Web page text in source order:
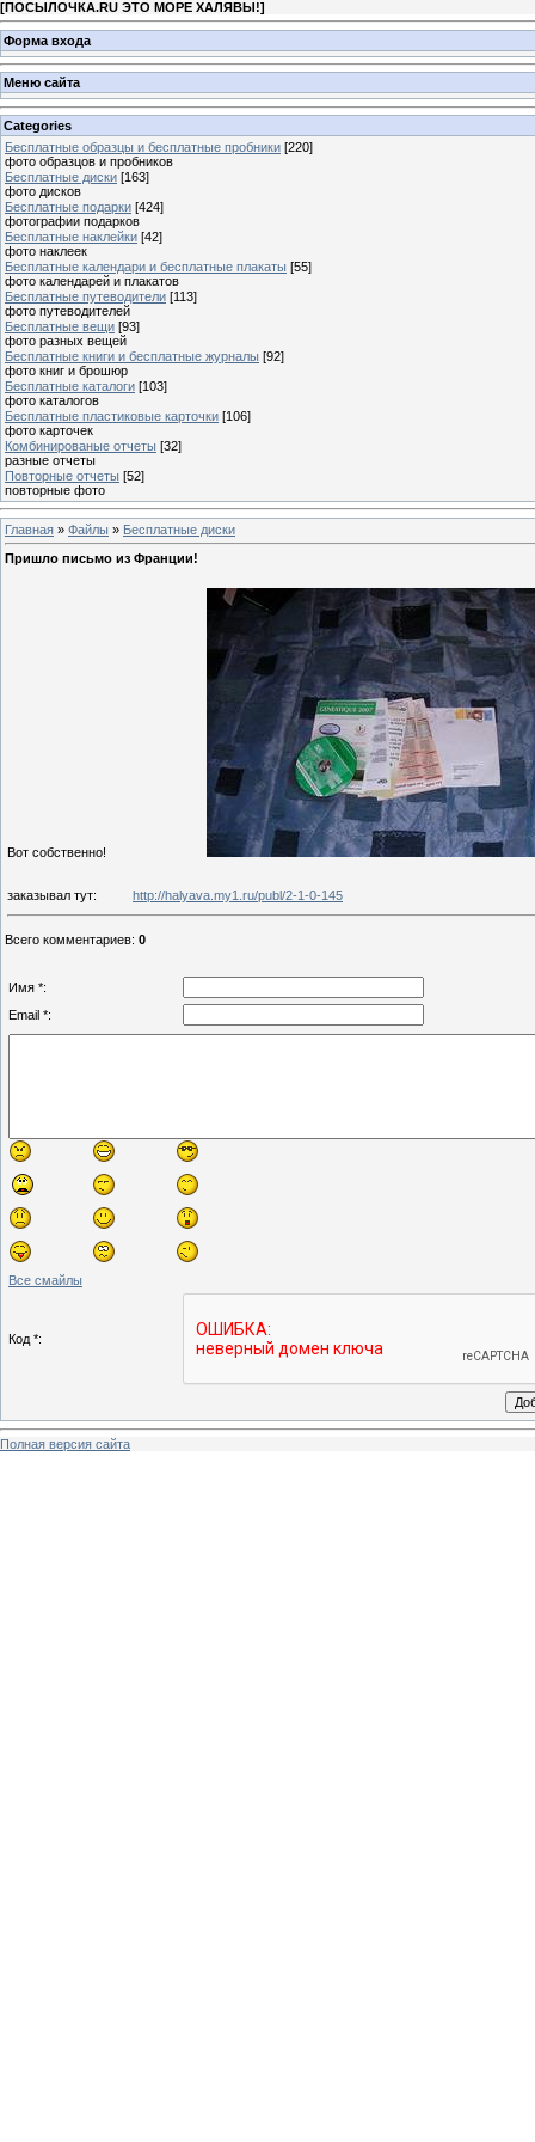
[ПОСЫЛОЧКА.RU ЭТО МОРЕ ХАЛЯВЫ!]
Форма входа
Меню сайта
Categories
Бесплатные образцы и бесплатные пробники [220]
фото образцов и пробников
Бесплатные диски [163]
фото дисков
Бесплатные подарки [424]
фотографии подарков
Бесплатные наклейки [42]
фото наклеек
Бесплатные календари и бесплатные плакаты [55]
фото календарей и плакатов
Бесплатные путеводители [113]
фото путеводителей
Бесплатные вещи [93]
фото разных вещей
Бесплатные книги и бесплатные журналы [92]
фото книг и брошюр
Бесплатные каталоги [103]
фото каталогов
Бесплатные пластиковые карточки [106]
фото карточек
Комбинированые отчеты [32]
разные отчеты
Повторные отчеты [52]
повторные фото
Главная » Файлы » Бесплатные диски
Пришло письмо из Франции!
Вот собственно!
заказывал тут: http://halyava.my1.ru/publ/2-1-0-145
Всего комментариев: 0
Имя *:
Email *:
Все смайлы
Код *:
Полная версия сайта